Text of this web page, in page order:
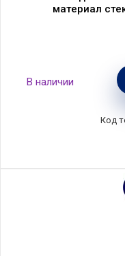
материал